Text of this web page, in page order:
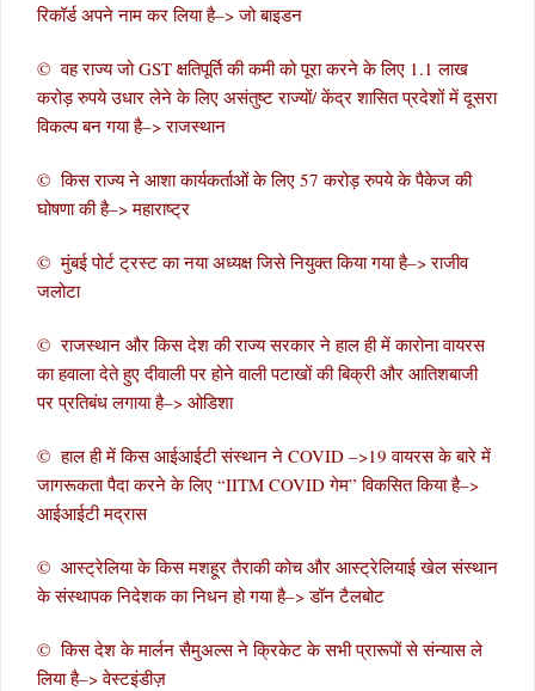
रिकॉर्ड अपने नाम कर लिया है–> जो बाइडन
© वह राज्य जो GST क्षतिपूर्ति की कमी को पूरा करने के लिए 1.1 लाख
करोड़ रुपये उधार लेने के लिए असंतुष्ट राज्यों/ केंद्र शासित प्रदेशों में दूसरा
विकल्प बन गया है–> राजस्थान
© किस राज्य ने आशा कार्यकर्ताओं के लिए 57 करोड़ रुपये के पैकेज की
घोषणा की है–> महाराष्ट्र
© मुंबई पोर्ट ट्रस्ट का नया अध्यक्ष जिसे नियुक्त किया गया है–> राजीव
जलोटा
© राजस्थान और किस देश की राज्य सरकार ने हाल ही में कारोना वायरस
का हवाला देते हुए दीवाली पर होने वाली पटाखों की बिक्री और आतिशबाजी
पर प्रतिबंध लगाया है–> ओडिशा
© हाल ही में किस आईआईटी संस्थान ने COVID –>19 वायरस के बारे में
जागरूकता पैदा करने के लिए “IITM COVID गेम” विकसित किया है–>
आईआईटी मद्रास
© आस्ट्रेलिया के किस मशहूर तैराकी कोच और आस्ट्रेलियाई खेल संस्थान
के संस्थापक निदेशक का निधन हो गया है–> डॉन टैलबोट
© किस देश के मार्लन सैमुअल्स ने क्रिकेट के सभी प्रारूपों से संन्यास ले
लिया है–> वेस्टइंडीज़